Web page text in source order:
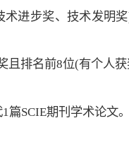
术进步奖、技术发明奖
且排名前8位(有个人
1篇SCIE期刊学术论文。